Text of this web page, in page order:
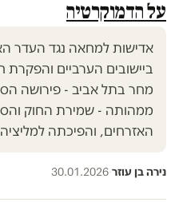
על הדמוקרטיה
אדישות למחאה נגד העדר
ביישובים הערביים
מחר בתל אביב - פירושה
ממהותה - שמירת החוק
האזרחים, והפיכתה למליציה
נירה בן עוזר·
30.01.2026